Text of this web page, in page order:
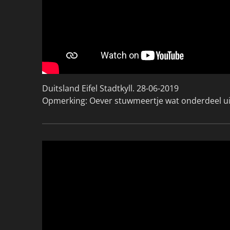
Duitsland Eifel Stadtkyll. 28-06-2019
Opmerking: Oever stuwmeertje wat onderdeel